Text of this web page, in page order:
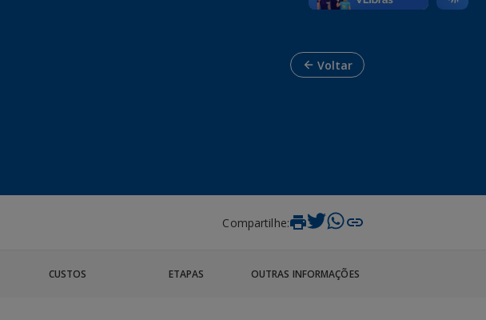
Voltar
Compartilhe:
CUSTOS ETAPAS OUTRAS INFORMAÇÕES